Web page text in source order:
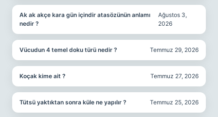
Ak ak akçe kara gün içindir atasözünün anlamı
nedir ?
Ağustos 3,
2026
Vücudun 4 temel doku türü nedir ? Temmuz 29, 2026
Koçak kime ait ? Temmuz 27, 2026
Tütsü yaktıktan sonra küle ne yapılır ? Temmuz 25, 2026